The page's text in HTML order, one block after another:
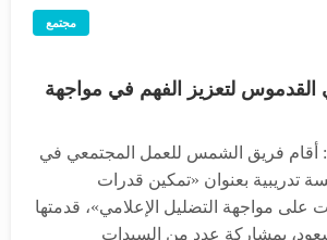
مجتمع
القدموس لتعزيز الفهم في مواجهة
أقام فريق الشمس للعمل المجتمعي في
تدريبية بعنوان «تمكين قدرات
على مواجهة التضليل الإعلامي»، قدمتها
بمشاركة عدد من السيدات